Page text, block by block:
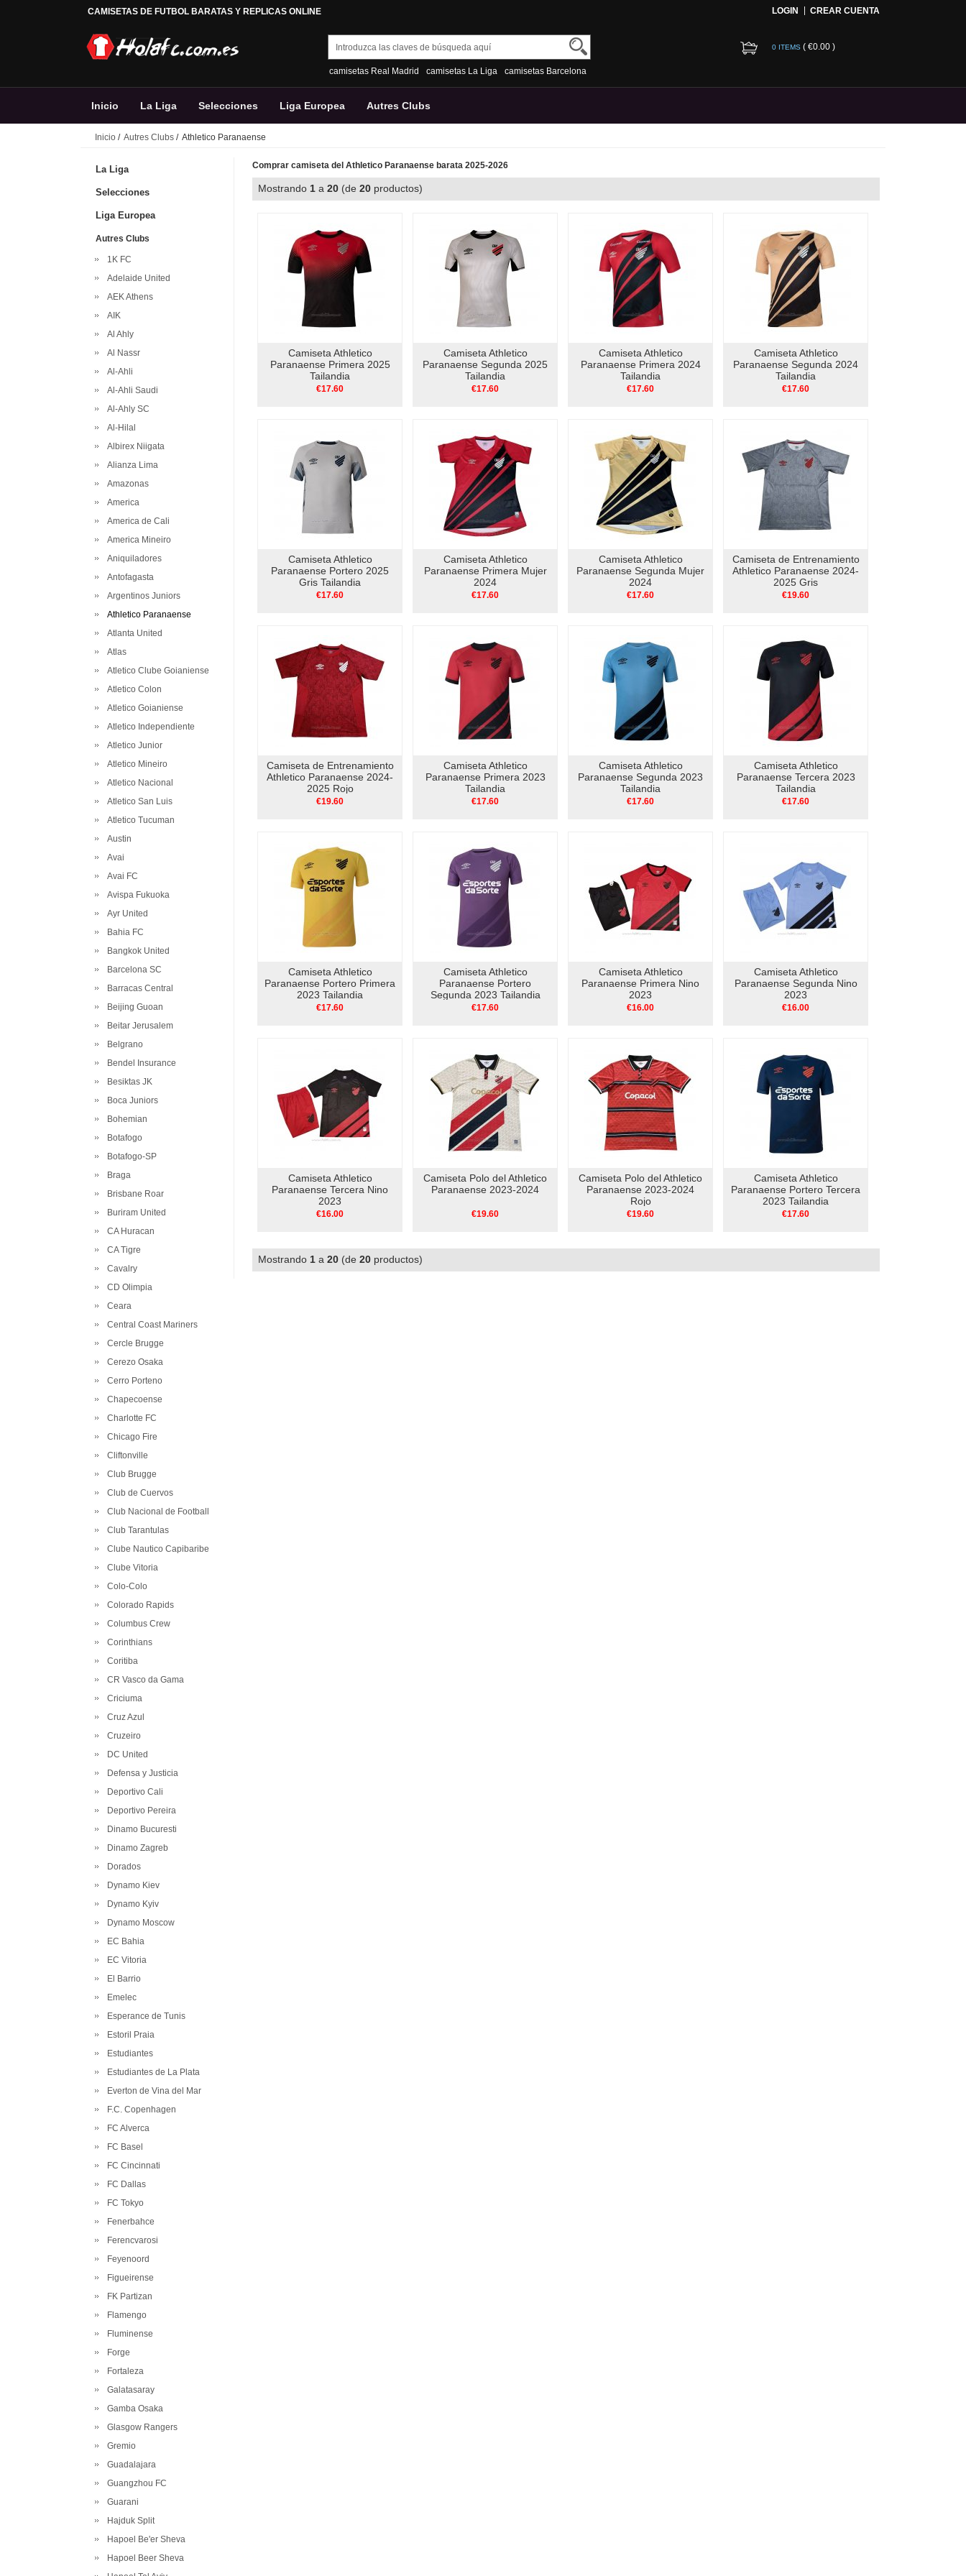
CAMISETAS DE FUTBOL BARATAS Y REPLICAS ONLINE LOGIN CREAR CUENTA
camisetas Real Madrid camisetas La Liga camisetas Barcelona
0 ITEMS ( €0.00 )
Inicio La Liga Selecciones Liga Europea Autres Clubs
Inicio / Autres Clubs / Athletico Paranaense
La Liga
Selecciones
Liga Europea
Autres Clubs
1K FC
Adelaide United
AEK Athens
AIK
Al Ahly
Al Nassr
Al-Ahli
Al-Ahli Saudi
Al-Ahly SC
Al-Hilal
Albirex Niigata
Alianza Lima
Amazonas
America
America de Cali
America Mineiro
Aniquiladores
Antofagasta
Argentinos Juniors
Athletico Paranaense
Atlanta United
Atlas
Atletico Clube Goianiense
Atletico Colon
Atletico Goianiense
Atletico Independiente
Atletico Junior
Atletico Mineiro
Atletico Nacional
Atletico San Luis
Atletico Tucuman
Austin
Avai
Avai FC
Avispa Fukuoka
Ayr United
Bahia FC
Bangkok United
Barcelona SC
Barracas Central
Beijing Guoan
Beitar Jerusalem
Belgrano
Bendel Insurance
Besiktas JK
Boca Juniors
Bohemian
Botafogo
Botafogo-SP
Braga
Brisbane Roar
Buriram United
CA Huracan
CA Tigre
Cavalry
CD Olimpia
Ceara
Central Coast Mariners
Cercle Brugge
Cerezo Osaka
Cerro Porteno
Chapecoense
Charlotte FC
Chicago Fire
Cliftonville
Club Brugge
Club de Cuervos
Club Nacional de Football
Club Tarantulas
Clube Nautico Capibaribe
Clube Vitoria
Colo-Colo
Colorado Rapids
Columbus Crew
Corinthians
Coritiba
CR Vasco da Gama
Criciuma
Cruz Azul
Cruzeiro
DC United
Defensa y Justicia
Deportivo Cali
Deportivo Pereira
Dinamo Bucuresti
Dinamo Zagreb
Dorados
Dynamo Kiev
Dynamo Kyiv
Dynamo Moscow
EC Bahia
EC Vitoria
El Barrio
Emelec
Esperance de Tunis
Estoril Praia
Estudiantes
Estudiantes de La Plata
Everton de Vina del Mar
F.C. Copenhagen
FC Alverca
FC Basel
FC Cincinnati
FC Dallas
FC Tokyo
Fenerbahce
Ferencvarosi
Feyenoord
Figueirense
FK Partizan
Flamengo
Fluminense
Forge
Fortaleza
Galatasaray
Gamba Osaka
Glasgow Rangers
Gremio
Guadalajara
Guangzhou FC
Guarani
Hajduk Split
Hapoel Be'er Sheva
Hapoel Beer Sheva
Comprar camiseta del Athletico Paranaense barata 2025-2026
Mostrando 1 a 20 (de 20 productos)
Camiseta Athletico
Paranaense Primera 2025
Tailandia
€17.60
Camiseta Athletico
Paranaense Segunda 2025
Tailandia
€17.60
Camiseta Athletico
Paranaense Primera 2024
Tailandia
€17.60
Camiseta Athletico
Paranaense Segunda 2024
Tailandia
€17.60
Camiseta Athletico
Paranaense Portero 2025
Gris Tailandia
€17.60
Camiseta Athletico
Paranaense Primera Mujer
2024
€17.60
Camiseta Athletico
Paranaense Segunda Mujer
2024
€17.60
Camiseta de Entrenamiento
Athletico Paranaense 2024-
2025 Gris
€19.60
Camiseta de Entrenamiento
Athletico Paranaense 2024-
2025 Rojo
€19.60
Camiseta Athletico
Paranaense Primera 2023
Tailandia
€17.60
Camiseta Athletico
Paranaense Segunda 2023
Tailandia
€17.60
Camiseta Athletico
Paranaense Tercera 2023
Tailandia
€17.60
Camiseta Athletico
Paranaense Portero Primera
2023 Tailandia
€17.60
Camiseta Athletico
Paranaense Portero
Segunda 2023 Tailandia
€17.60
Camiseta Athletico
Paranaense Primera Nino
2023
€16.00
Camiseta Athletico
Paranaense Segunda Nino
2023
€16.00
Camiseta Athletico
Paranaense Tercera Nino
2023
€16.00
Camiseta Polo del Athletico
Paranaense 2023-2024
€19.60
Camiseta Polo del Athletico
Paranaense 2023-2024
Rojo
€19.60
Camiseta Athletico
Paranaense Portero Tercera
2023 Tailandia
€17.60
Mostrando 1 a 20 (de 20 productos)